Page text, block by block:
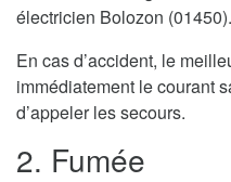
électricien Bolozon (01450).
En cas d’accident, le
immédiatement le courant
d’appeler les secours.
2. Fumée